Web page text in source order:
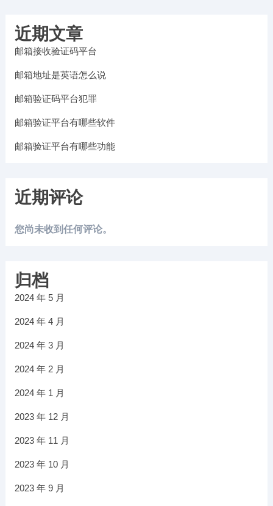
近期文章
邮箱接收验证码平台
邮箱地址是英语怎么说
邮箱验证码平台犯罪
邮箱验证平台有哪些软件
邮箱验证平台有哪些功能
近期评论
您尚未收到任何评论。
归档
2024 年 5 月
2024 年 4 月
2024 年 3 月
2024 年 2 月
2024 年 1 月
2023 年 12 月
2023 年 11 月
2023 年 10 月
2023 年 9 月